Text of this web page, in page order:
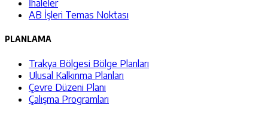
İhaleler
AB İşleri Temas Noktası
PLANLAMA
Trakya Bölgesi Bölge Planları
Ulusal Kalkınma Planları
Çevre Düzeni Planı
Çalışma Programları